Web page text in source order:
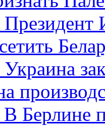
Президент
Украина
В Берлине